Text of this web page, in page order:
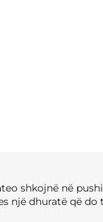
shkojnë në
një dhuratë që do